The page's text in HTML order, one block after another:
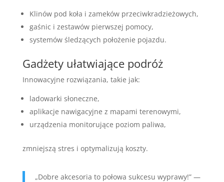
Klinów pod koła i zameków przeciwkradzieżowych,
gaśnic i zestawów pierwszej pomocy,
systemów śledzących położenie pojazdu.
Gadżety ułatwiające podróż
Innowacyjne rozwiązania, takie jak:
ladowarki słoneczne,
aplikacje nawigacyjne z mapami terenowymi,
urządzenia monitorujące poziom paliwa,
zmniejszą stres i optymalizują koszty.
„Dobre akcesoria to połowa sukcesu wyprawy!” —